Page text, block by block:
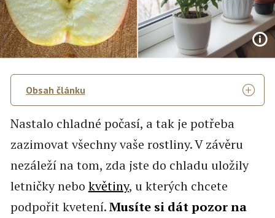
Obsah článku
Nastalo chladné počasí, a tak je potřeba
zazimovat všechny vaše rostliny. V závěru
nezáleží na tom, zda jste do chladu uložily
letničky nebo květiny, u kterých chcete
podpořit kvetení.Musíte si dát pozor na